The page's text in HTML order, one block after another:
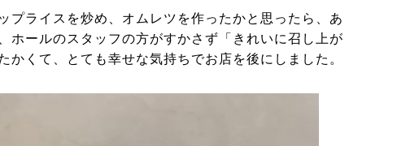
プライスを炒め、オムレツを作ったかと思ったら、あ
ホールのスタッフの方がすかさず「きれいに召し上が
くて、とても幸せな気持ちでお店を後にしました。